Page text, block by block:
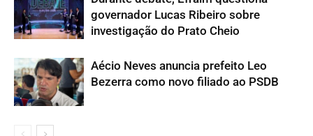
governador Lucas Ribeiro sobre
investigação do Prato Cheio
Aécio Neves anuncia prefeito Leo
Bezerra como novo filiado ao PSDB